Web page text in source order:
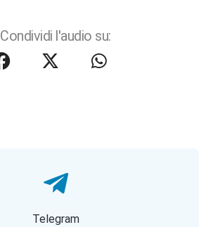
Condividi l'audio su:
Telegram